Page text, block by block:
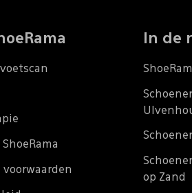
voorwaarden
In de
op Zand